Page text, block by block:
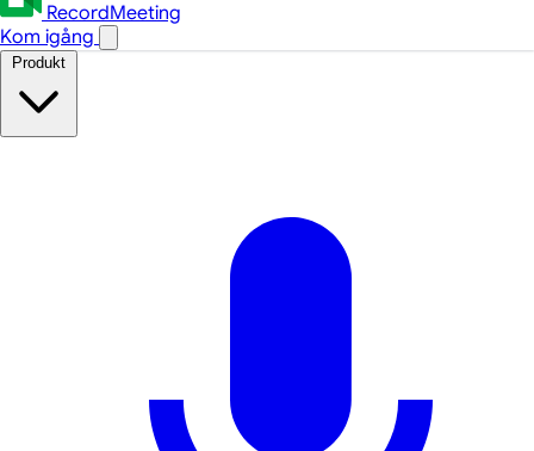
RecordMeeting
Kom igång